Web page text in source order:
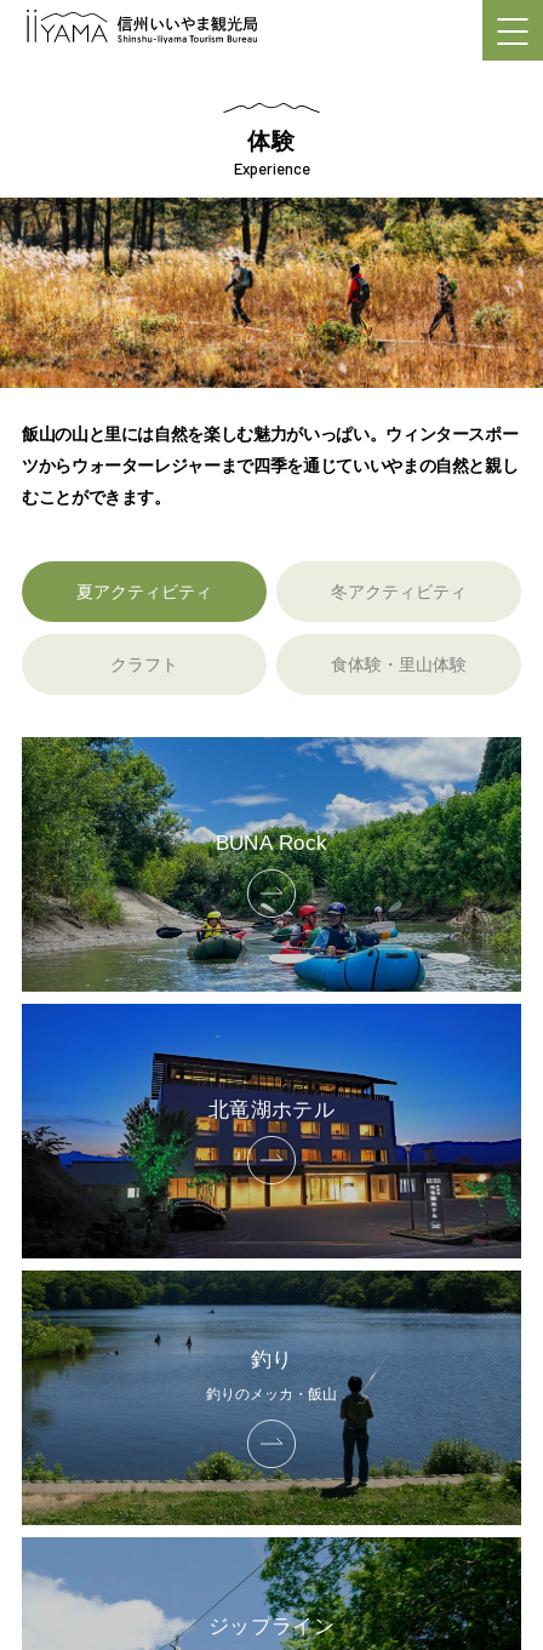
体験
Experience
飯山の山と里には自然を楽しむ魅力がいっぱい。ウィンタースポー
ツからウォーターレジャーまで四季を通じていいやまの自然と親し
むことができます。
夏アクティビティ 冬アクティビティ
クラフト 食体験・里山体験
BUNA Rock
北竜湖ホテル
釣り
釣りのメッカ・飯山
ジップライン